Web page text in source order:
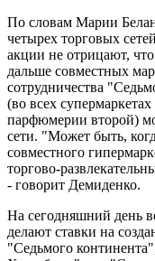
По словам Марии
четырех торговых
акции не отрицают,
дальше совместных
сотрудничества
(во всех
парфюмерии второй)
сети. "Может быть,
совместного
торгово-
- говорит Демиденко.
На сегодняшний день
делают ставки на
"Седьмого